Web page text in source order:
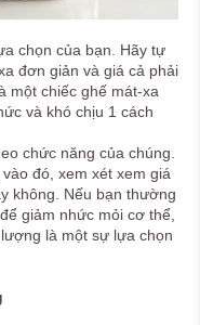
chọn của bạn. Hãy tự
đơn giản và giá cả phải
một chiếc ghế mát-xa
và khó chịu 1 cách
chức năng của chúng.
đó, xem xét xem giá
không. Nếu bạn thường
giảm nhức mỏi cơ thể,
là một sự lựa chọn